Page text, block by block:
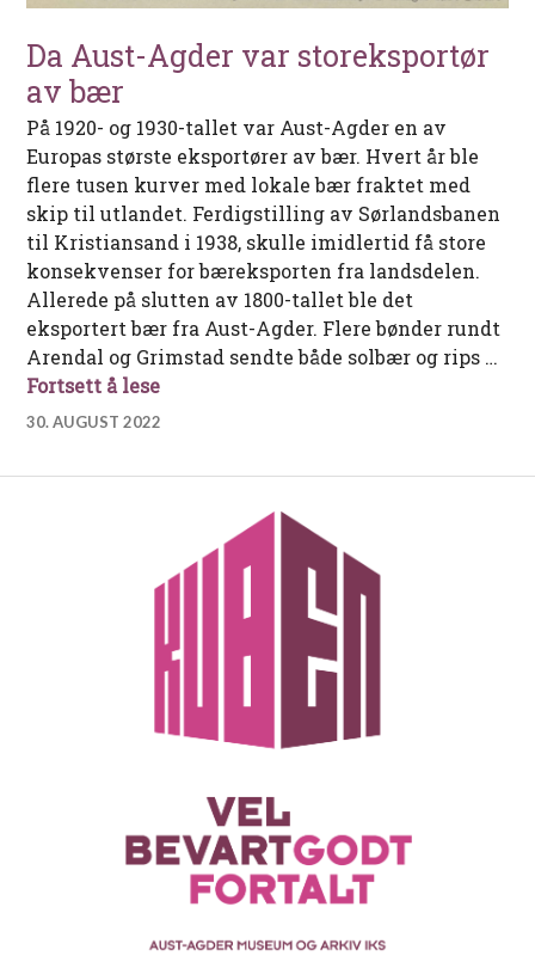
Da Aust-Agder var storeksportør
av bær
På 1920- og 1930-tallet var Aust-Agder en av
Europas største eksportører av bær. Hvert år ble
flere tusen kurver med lokale bær fraktet med
skip til utlandet. Ferdigstilling av Sørlandsbanen
til Kristiansand i 1938, skulle imidlertid få store
konsekvenser for bæreksporten fra landsdelen.
Allerede på slutten av 1800-tallet ble det
eksportert bær fra Aust-Agder. Flere bønder rundt
Arendal og Grimstad sendte både solbær og rips …
Fortsett å leseDa Aust-Agder var storeksportør av
30. AUGUST 2022